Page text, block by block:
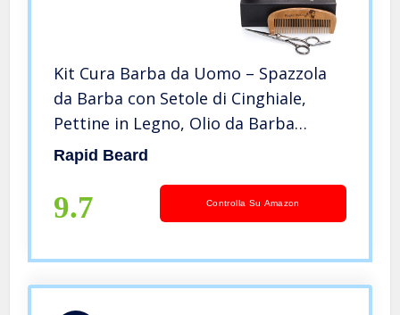
Kit Cura Barba da Uomo – Spazzola
da Barba con Setole di Cinghiale,
Pettine in Legno, Olio da Barba
Naturale, Balsamo da Barba, Crema
e Styling Regalo Uomini
Rapid Beard
9.7 Controlla Su Amazon